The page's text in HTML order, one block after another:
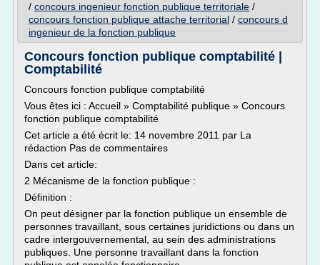
/ concours ingenieur fonction publique territoriale /
concours fonction publique attache territorial / concours d
ingenieur de la fonction publique
Concours fonction publique comptabilité |
Comptabilité
Concours fonction publique comptabilité
Vous êtes ici : Accueil » Comptabilité publique » Concours
fonction publique comptabilité
Cet article a été écrit le: 14 novembre 2011 par La
rédaction Pas de commentaires
Dans cet article:
2 Mécanisme de la fonction publique :
Définition :
On peut désigner par la fonction publique un ensemble de
personnes travaillant, sous certaines juridictions ou dans un
cadre intergouvernemental, au sein des administrations
publiques. Une personne travaillant dans la fonction